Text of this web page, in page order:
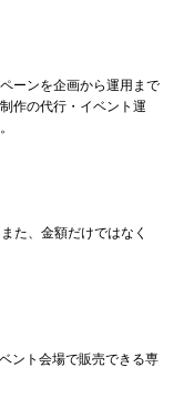
ーンを企画から運用まで
作の代行・イベント運
た、金額だけではなく
ント会場で販売できる専